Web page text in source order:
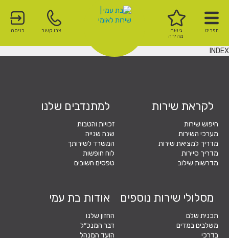
תפריט צרו קשר
גישה
מהירה
כניסה
INDEX
לקראת שירות
חיפוש שירות
מערכי השירות
מדריך למציאת שירות
מדריך סיירות
מדרשות שילוב
למתנדבים שלנו
זכויות והטבות
שנה שנייה
המשרד לשירותך
לוח חופשות
טפסים חשובים
מסלולי שירות נוספים
תכנית שלם
משלבים במדים
בדרכי
אודות בת עמי
החזון שלנו
דבר המנכ״ל
הועד המנהל